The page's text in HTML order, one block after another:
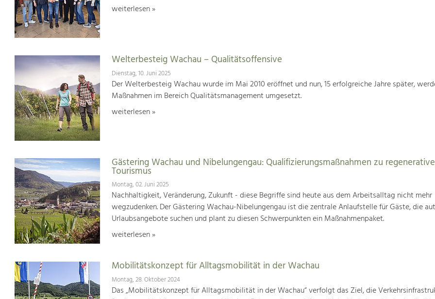
weiterlesen »
Welterbesteig Wachau – Qualitätsoffensive
Dienstag, 10. Juni 2025
Der Welterbesteig Wachau wurde im Mai 2010 eröffnet und nun, 15 erfolgreiche Jahre später,
Maßnahmen im Bereich Qualitätsmanagement umgesetzt.
weiterlesen »
Gästering Wachau und Nibelungengau: Qualifizierungsmaßnahmen zu
Tourismus
Montag, 02. Juni 2025
Nachhaltigkeit, Veränderung, Zukunft - diese Begriffe sind heute aus dem Arbeitsalltag nicht mehr
wegzudenken. Der Gästering Wachau-Nibelungengau ist die zentrale Anlaufstelle für Gäste, die
Urlaubsangebote suchen und plant zu diesen Schwerpunkten ein Maßnahmenpaket.
weiterlesen »
Mobilitätskonzept für Alltagsmobilität in der Wachau
Montag, 28. Oktober 2024
Das „Mobilitätskonzept für Alltagsmobilität in der Wachau“ verfolgt das Ziel, die